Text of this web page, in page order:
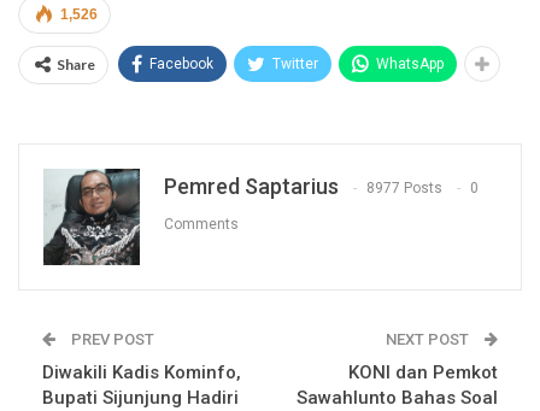
1,526
Share Facebook Twitter WhatsApp
Pemred Saptarius 8977 Posts 0
Comments
PREV POST
Diwakili Kadis Kominfo,
Bupati Sijunjung Hadiri
NEXT POST
KONI dan Pemkot
Sawahlunto Bahas Soal